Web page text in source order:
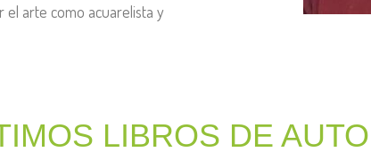
el arte como acuarelista y
LIBROS DE